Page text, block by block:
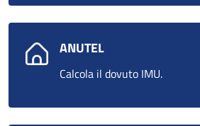
ANUTEL
Calcola il dovuto IMU.